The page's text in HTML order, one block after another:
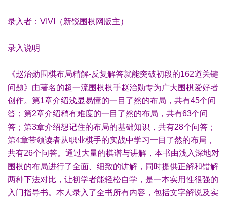
录入者：VIVI（新锐围棋网版主）
录入说明
《赵治勋围棋布局精解-反复解答就能突破初段的162道关键
问题》由著名的超一流围棋棋手赵治勋专为广大围棋爱好者
创作。第1章介绍浅显易懂的一目了然的布局，共有45个问
答；第2章介绍稍有难度的一目了然的布局，共有63个问
答；第3章介绍想记住的布局的基础知识，共有28个问答；
第4章带领读者从职业棋手的实战中学习一目了然的布局，
共有26个问答。通过大量的棋谱与讲解，本书由浅入深地对
围棋的布局进行了全面、细致的讲解，同时提供正解和错解
两种下法对比，让初学者能轻松自学，是一本实用性很强的
入门指导书。本人录入了全书所有内容，包括文字解说及实